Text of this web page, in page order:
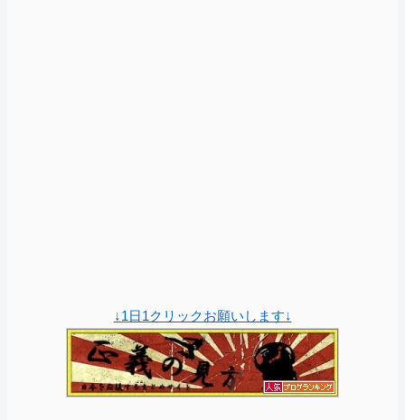
↓1日1クリックお願いします↓